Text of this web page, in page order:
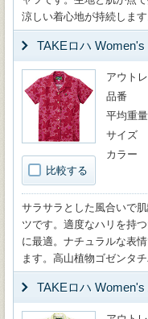
涼しい着心地が持続します
TAKEロハ
比較する
アウト
品番
平均重量
サイズ
カラー
サラサラとした風合いで
ツです。適度なハリを持
に最適。ナチュラルな表
ます。高山植物ゴゼンタ
TAKEロハ